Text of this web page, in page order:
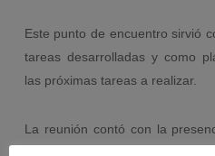
Este punto de encuentro sirvió
tareas desarrolladas y como
las próximas tareas a realizar.
La reunión contó con la